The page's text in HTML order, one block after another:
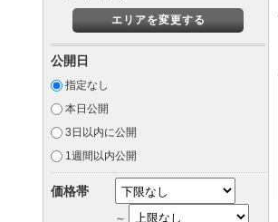
エリアを変更する
公開日
指定なし
本日公開
3日以内に公開
1週間以内公開
価格帯
～